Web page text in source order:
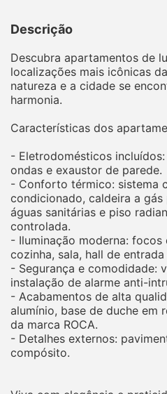
Descrição
Descubra apartamentos de
localizações mais icônicas
natureza e a cidade se
harmonia.
Características dos
- Eletrodomésticos
ondas e exaustor de parede.
- Conforto térmico: sistema
condicionado, caldeira a
águas sanitárias e piso
controlada.
- Iluminação moderna:
cozinha, sala, hall de
- Segurança e comodidade:
instalação de alarme anti-
- Acabamentos de alta
alumínio, base de duche em
da marca ROCA.
- Detalhes externos:
compósito.